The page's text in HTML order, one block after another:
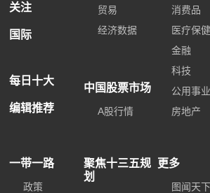
关注
国际
每日十大
编辑推荐
贸易
经济数据
中国股票市场
A股行情
消费品
医疗保健
金融
科技
公用事业
房地产
一带一路
政策
聚焦十三五规
划
更多
图闻天下